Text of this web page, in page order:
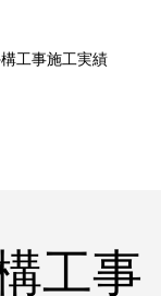
工事施工実績
工